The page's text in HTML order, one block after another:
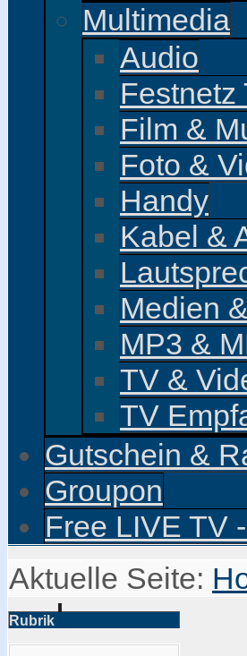
Multimedia
Audio
Festnetz
Film &
Foto &
Handy
Kabel &
Medien
MP3 &
TV &
TV
Gutschein &
Groupon
Free LIVE TV
Aktuelle Seite:
Rubrik